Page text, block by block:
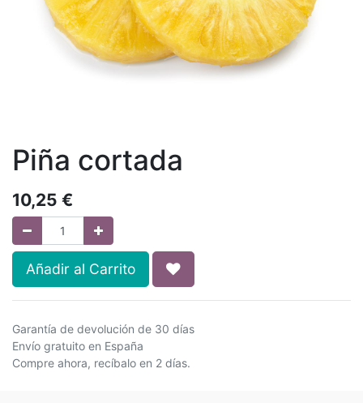
Piña cortada
10,25 €
Añadir al Carrito
Garantía de devolución de 30 días
Envío gratuito en España
Compre ahora, recíbalo en 2 días.